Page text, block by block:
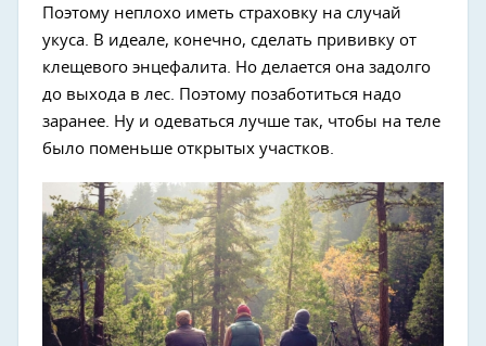
Поэтому неплохо иметь страховку на случай
укуса. В идеале, конечно, сделать прививку от
клещевого энцефалита. Но делается она задолго
до выхода в лес. Поэтому позаботиться надо
заранее. Ну и одеваться лучше так, чтобы на теле
было поменьше открытых участков.